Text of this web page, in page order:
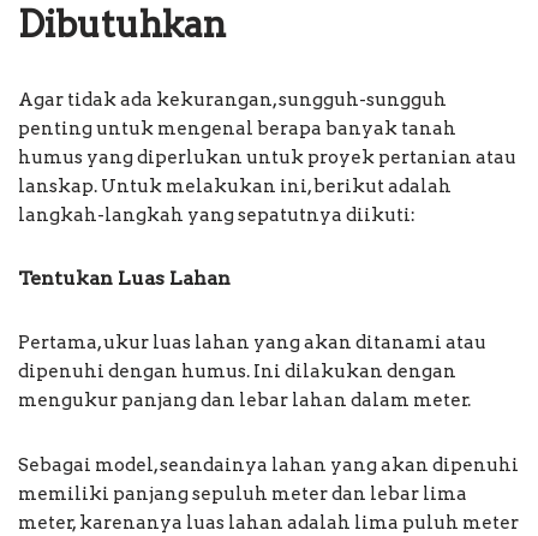
Dibutuhkan
Agar tidak ada kekurangan, sungguh-sungguh
penting untuk mengenal berapa banyak tanah
humus yang diperlukan untuk proyek pertanian atau
lanskap. Untuk melakukan ini, berikut adalah
langkah-langkah yang sepatutnya diikuti:
Tentukan Luas Lahan
Pertama, ukur luas lahan yang akan ditanami atau
dipenuhi dengan humus. Ini dilakukan dengan
mengukur panjang dan lebar lahan dalam meter.
Sebagai model, seandainya lahan yang akan dipenuhi
memiliki panjang sepuluh meter dan lebar lima
meter, karenanya luas lahan adalah lima puluh meter